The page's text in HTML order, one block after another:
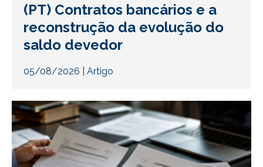
(PT) Contratos bancários e a
reconstrução da evolução do
saldo devedor
05/08/2026 Artigo